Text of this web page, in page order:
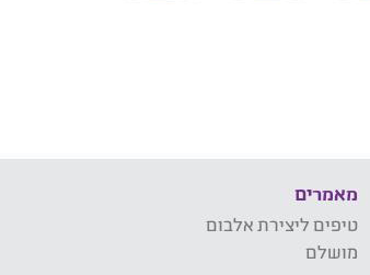
מאמרים
טיפים ליצירת אלבום
מושלם